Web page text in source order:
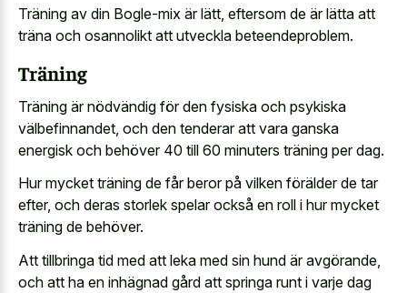
Träning av din Bogle-mix är lätt, eftersom de är lätta att
träna och osannolikt att utveckla beteendeproblem.
Träning
Träning är nödvändig för den fysiska och psykiska
välbefinnandet, och den tenderar att vara ganska
energisk och behöver 40 till 60 minuters träning per dag.
Hur mycket träning de får beror på vilken förälder de tar
efter, och deras storlek spelar också en roll i hur mycket
träning de behöver.
Att tillbringa tid med att leka med sin hund är avgörande,
och att ha en inhägnad gård att springa runt i varje dag